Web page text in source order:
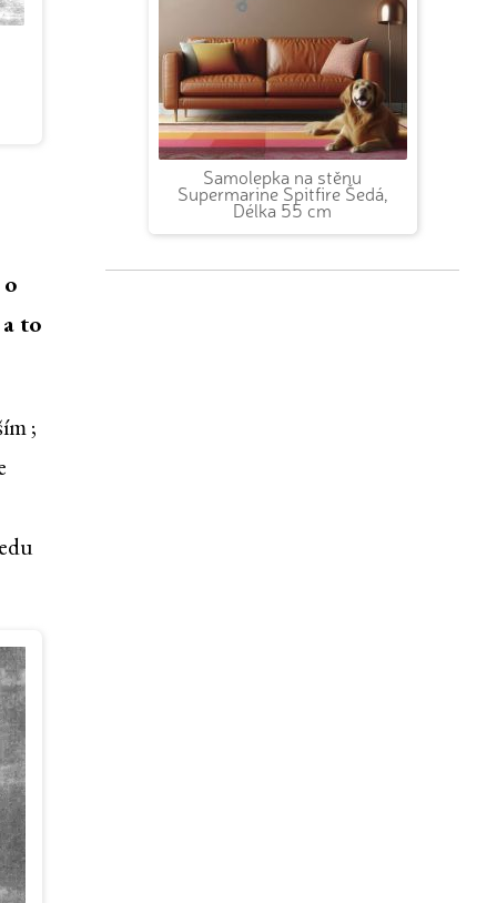
to
;
Samolepka na stěnu
Supermarine Spitfire Šedá,
Délka 55 cm